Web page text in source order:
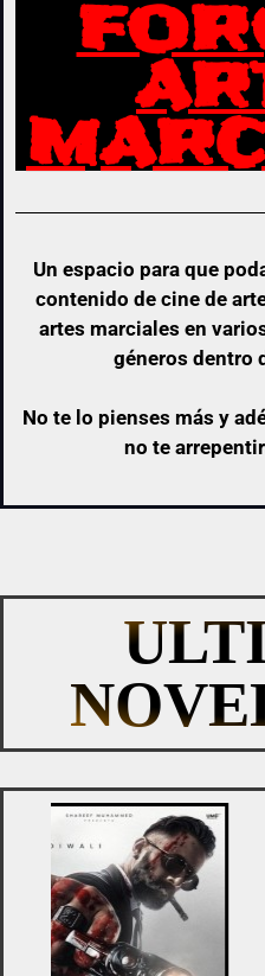
Un espacio para que
contenido de cine de
artes marciales en
géneros dentro
No te lo pienses más y
no te